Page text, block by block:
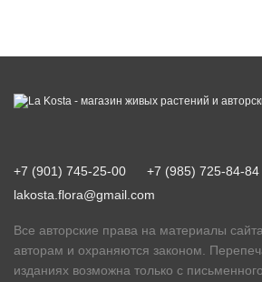
+7 (901) 745-25-00
+7 (985) 725-84-84
lakosta.flora@gmail.com
Все авторские права на материалы
авторам и охраняются законом.
изданиях возможна только с